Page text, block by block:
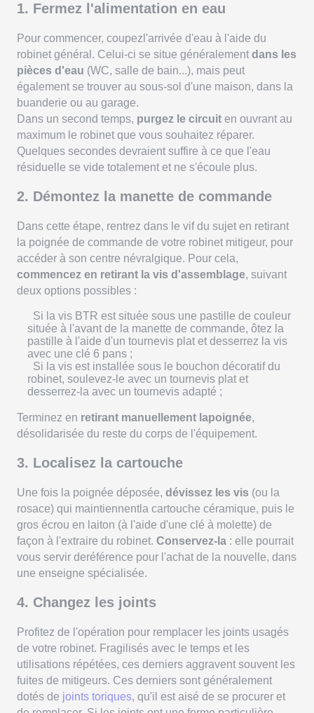
1. Fermez l'alimentation en eau
Pour commencer, coupezl'arrivée d'eau à l'aide du
robinet général. Celui-ci se situe généralement dans les
pièces d'eau (WC, salle de bain...), mais peut
également se trouver au sous-sol d'une maison, dans la
buanderie ou au garage.
Dans un second temps, purgez le circuit en ouvrant au
maximum le robinet que vous souhaitez réparer.
Quelques secondes devraient suffire à ce que l'eau
résiduelle se vide totalement et ne s'écoule plus.
2. Démontez la manette de commande
Dans cette étape, rentrez dans le vif du sujet en retirant
la poignée de commande de votre robinet mitigeur, pour
accéder à son centre névralgique. Pour cela,
commencez en retirant la vis d'assemblage, suivant
deux options possibles :
Si la vis BTR est située sous une pastille de couleur
située à l'avant de la manette de commande, ôtez la
pastille à l'aide d'un tournevis plat et desserrez la vis
avec une clé 6 pans ;
Si la vis est installée sous le bouchon décoratif du
robinet, soulevez-le avec un tournevis plat et
desserrez-la avec un tournevis adapté ;
Terminez en retirant manuellement lapoignée,
désolidarisée du reste du corps de l'équipement.
3. Localisez la cartouche
Une fois la poignée déposée, dévissez les vis (ou la
rosace) qui maintiennentla cartouche céramique, puis le
gros écrou en laiton (à l'aide d'une clé à molette) de
façon à l'extraire du robinet. Conservez-la : elle pourrait
vous servir deréférence pour l'achat de la nouvelle, dans
une enseigne spécialisée.
4. Changez les joints
Profitez de l'opération pour remplacer les joints usagés
de votre robinet. Fragilisés avec le temps et les
utilisations répétées, ces derniers aggravent souvent les
fuites de mitigeurs. Ces derniers sont généralement
dotés de joints toriques, qu'il est aisé de se procurer et